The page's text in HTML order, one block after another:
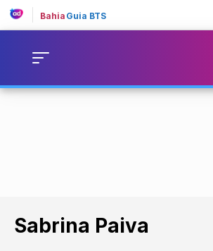
Bahia Guia BTS
Sabrina Paiva